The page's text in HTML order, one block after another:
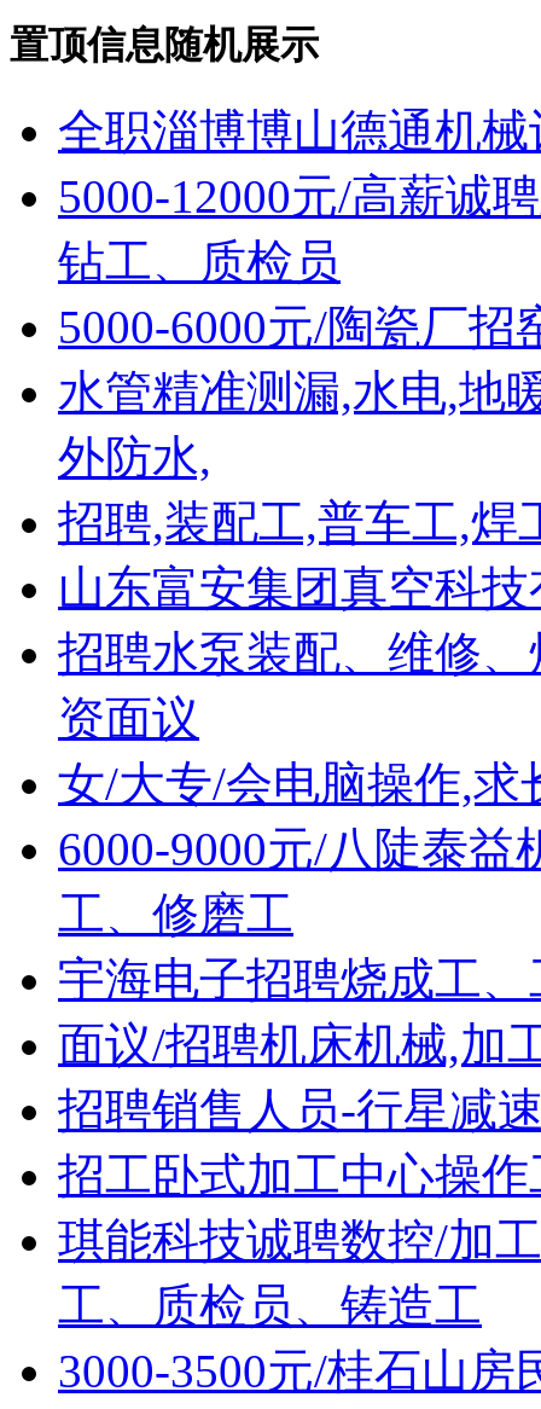
置顶信息随机展示
全职淄博博山德通机
5000-12000元/高薪诚
钻工、质检员
5000-6000元/陶瓷厂
水管精准测漏,水电,地
外防水,
招聘,装配工,普车工,焊
山东富安集团真空科
招聘水泵装配、维修
资面议
女/大专/会电脑操作,求
6000-9000元/八陡泰
工、修磨工
宇海电子招聘烧成工
面议/招聘机床机械,加
招聘销售人员-行星减
招工卧式加工中心操
琪能科技诚聘数控/加
工、质检员、铸造工
3000-3500元/桂石山